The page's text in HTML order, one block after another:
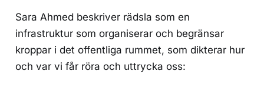
Sara Ahmed beskriver rädsla som en
infrastruktur som organiserar och begränsar
kroppar i det offentliga rummet, som dikterar hur
och var vi får röra och uttrycka oss: